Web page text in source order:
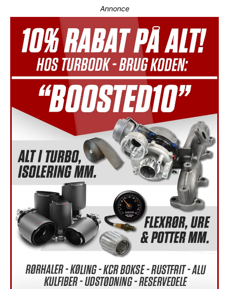
Annonce